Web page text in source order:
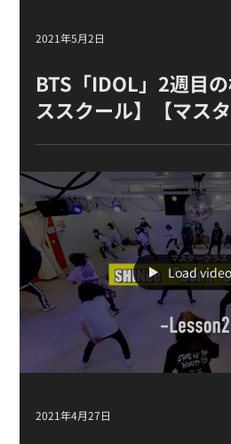
2021年5月2日
BTS「IDOL」 2週目
ススクール】【マスタ
Load video
2021年4月27日